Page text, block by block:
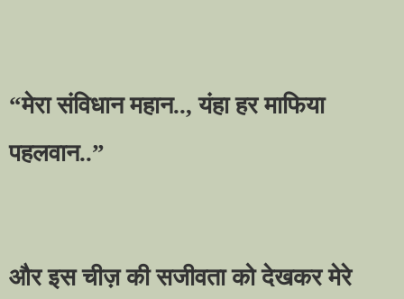
“मेरा संविधान महान..,यंहा हर माफिया
पहलवान..”
और इस चीज़ की सजीवता को देखकर मेरे